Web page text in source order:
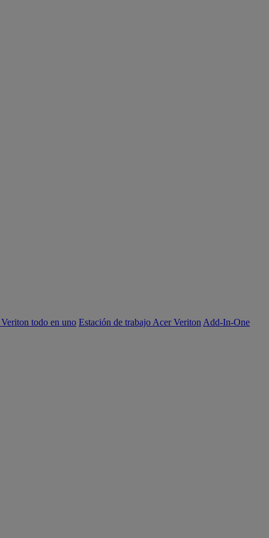
todo en uno Estación de trabajo Acer Veriton Add-In-One